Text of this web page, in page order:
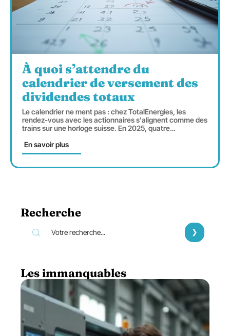
À quoi s’attendre du
calendrier de versement des
dividendes totaux
Le calendrier ne ment pas : chez TotalEnergies, les
rendez-vous avec les actionnaires s'alignent comme des
trains sur une horloge suisse. En 2025, quatre…
En savoir plus
Recherche
Les immanquables